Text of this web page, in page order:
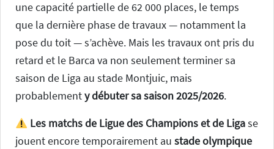
une capacité partielle de 62 000 places, le temps
que la dernière phase de travaux — notamment la
pose du toit — s’achève. Mais les travaux ont pris du
retard et le Barca va non seulement terminer sa
saison de Liga au stade Montjuic, mais
probablementy débuter sa saison 2025/2026.
Les matchs de Ligue des Champions et de Ligase
jouent encore temporairement au stade olympique